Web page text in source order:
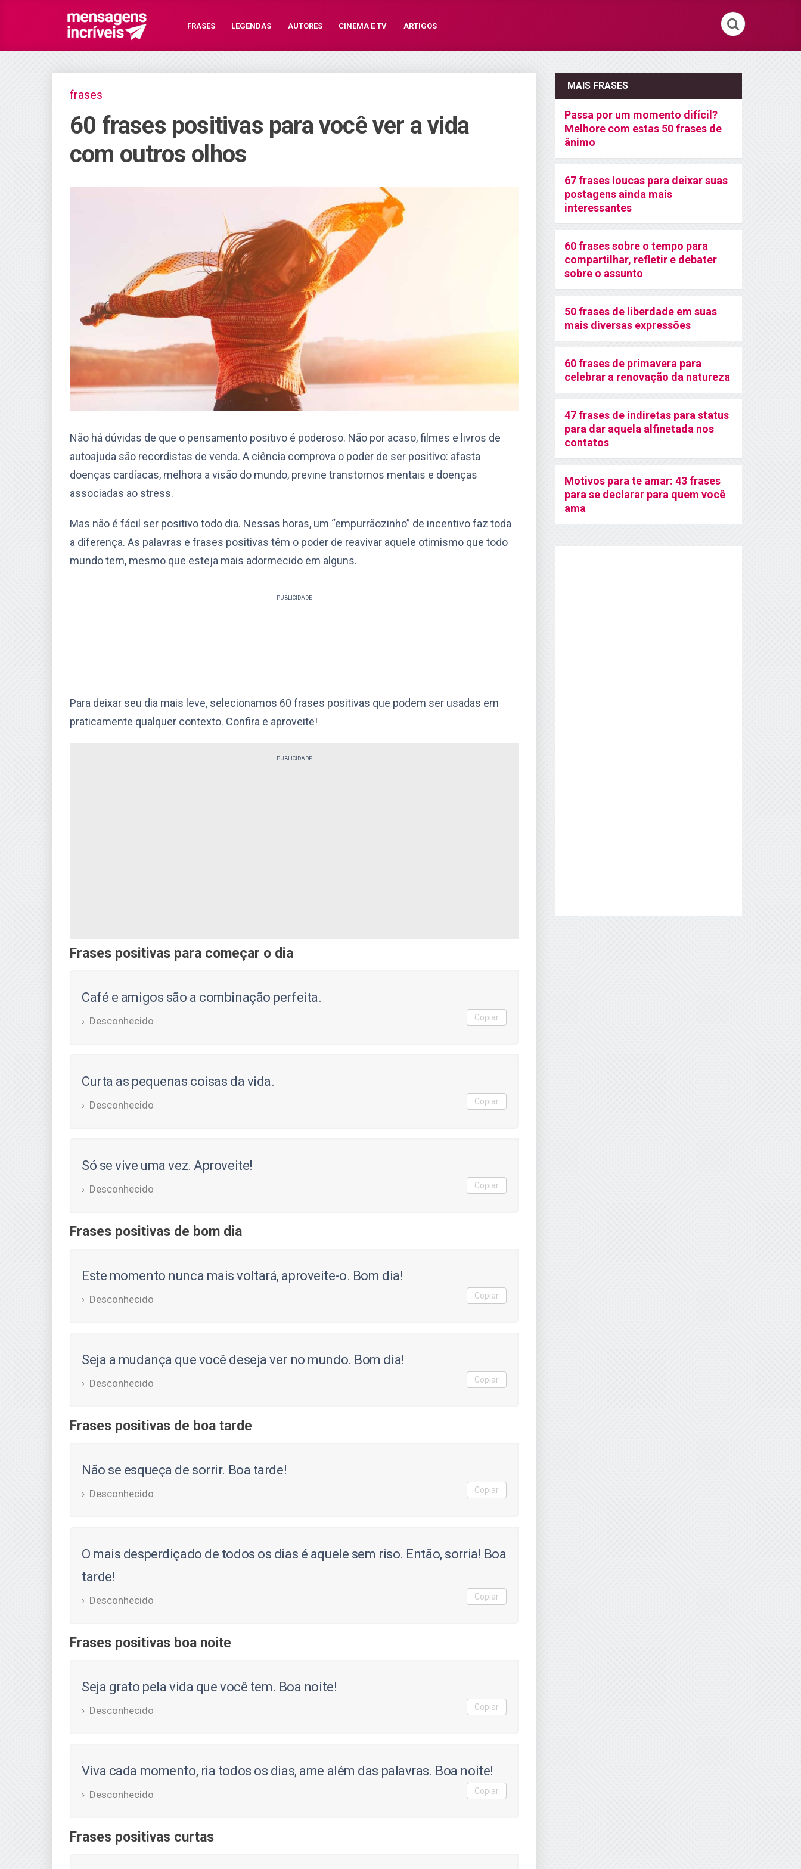
FRASES LEGENDAS AUTORES CINEMA E TV ARTIGOS
frases
60 frases positivas para você ver a vida
com outros olhos
Não há dúvidas de que o pensamento positivo é poderoso. Não por acaso, filmes e livros de
autoajuda são recordistas de venda. A ciência comprova o poder de ser positivo: afasta
doenças cardíacas, melhora a visão do mundo, previne transtornos mentais e doenças
associadas ao stress.
Mas não é fácil ser positivo todo dia. Nessas horas, um “empurrãozinho” de incentivo faz toda
a diferença. As palavras e frases positivas têm o poder de reavivar aquele otimismo que todo
mundo tem, mesmo que esteja mais adormecido em alguns.
PUBLICIDADE
Para deixar seu dia mais leve, selecionamos 60 frases positivas que podem ser usadas em
praticamente qualquer contexto. Confira e aproveite!
PUBLICIDADE
Frases positivas para começar o dia
Café e amigos são a combinação perfeita.
Desconhecido Copiar
Curta as pequenas coisas da vida.
Desconhecido Copiar
Só se vive uma vez. Aproveite!
Desconhecido Copiar
Frases positivas de bom dia
Este momento nunca mais voltará, aproveite-o. Bom dia!
Desconhecido Copiar
Seja a mudança que você deseja ver no mundo. Bom dia!
Desconhecido Copiar
Frases positivas de boa tarde
Não se esqueça de sorrir. Boa tarde!
Desconhecido Copiar
O mais desperdiçado de todos os dias é aquele sem riso. Então, sorria! Boa
tarde!
Desconhecido Copiar
Frases positivas boa noite
Seja grato pela vida que você tem. Boa noite!
Desconhecido Copiar
Viva cada momento, ria todos os dias, ame além das palavras. Boa noite!
Desconhecido Copiar
Frases positivas curtas
MAIS FRASES
Passa por um momento difícil?
Melhore com estas 50 frases de
ânimo
67 frases loucas para deixar suas
postagens ainda mais
interessantes
60 frases sobre o tempo para
compartilhar, refletir e debater
sobre o assunto
50 frases de liberdade em suas
mais diversas expressões
60 frases de primavera para
celebrar a renovação da natureza
47 frases de indiretas para status
para dar aquela alfinetada nos
contatos
Motivos para te amar: 43 frases
para se declarar para quem você
ama